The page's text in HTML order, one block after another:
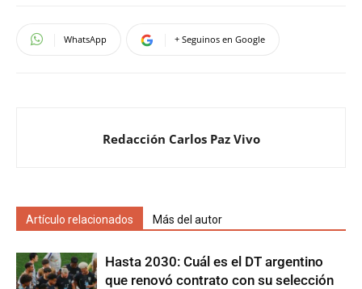
WhatsApp + Seguinos en Google
Redacción Carlos Paz Vivo
Artículo relacionados Más del autor
Hasta 2030: Cuál es el DT argentino
que renovó contrato con su selección